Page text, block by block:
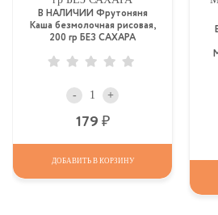
В НАЛИЧИИ Фрутоняня
Каша безмолочная рисовая,
200 гр БЕЗ САХАРА
- +
179
ДОБАВИТЬ В КОРЗИНУ